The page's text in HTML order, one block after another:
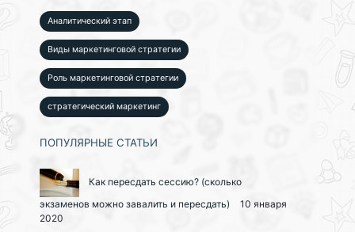
Аналитический этап
Виды маркетинговой стратегии
Роль маркетинговой стратегии
стратегический маркетинг
ПОПУЛЯРНЫЕ СТАТЬИ
Как пересдать сессию? (сколько
экзаменов можно завалить и пересдать)
10 января
2020